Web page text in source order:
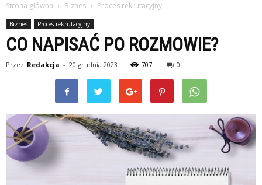
Strona główna Biznes Proces rekrutacyjny
Biznes Proces rekrutacyjny
CO NAPISAĆ PO ROZMOWIE?
Przez Redakcja - 20 grudnia 2023 707 0